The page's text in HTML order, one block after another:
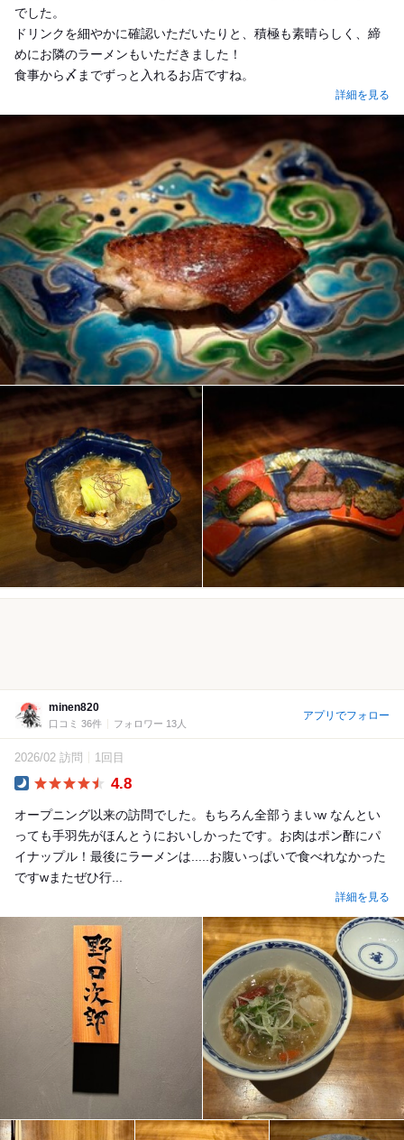
でした。
ドリンクを細やかに確認いただいたりと、積極も素晴らしく、締
めにお隣のラーメンもいただきました！
食事から〆までずっと入れるお店ですね。
詳細を見る
minen820
口コミ 36件 フォロワー 13人
アプリでフォロー
2026/02 訪問 1回目
4.8
オープニング以来の訪問でした。もちろん全部うまいw なんとい
っても手羽先がほんとうにおいしかったです。お肉はポン酢にパ
イナップル！最後にラーメンは.....お腹いっぱいで食べれなかった
ですwまたぜひ行...
詳細を見る